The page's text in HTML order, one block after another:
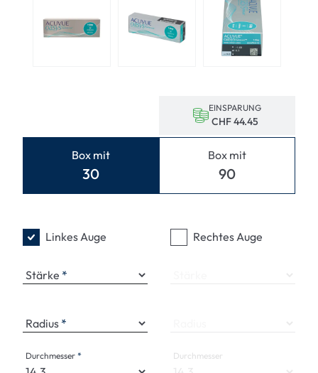
Box mit
30
EINSPARUNG
CHF 44.45
Box mit
90
Linkes Auge
Stärke
Radius
Durchmesser
Rechtes Auge
Durchmesser